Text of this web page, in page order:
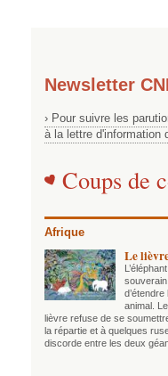
Newsletter
› Pour suivre les
à la lettre d'information
Coups de
Afrique
Le
animal.
lièvre refuse de se
la répartie et à quelques
discorde entre les deux